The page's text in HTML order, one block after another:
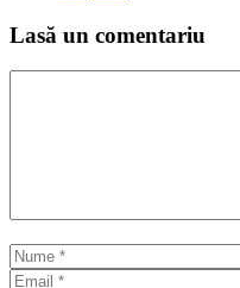
Lasă un comentariu
Nume